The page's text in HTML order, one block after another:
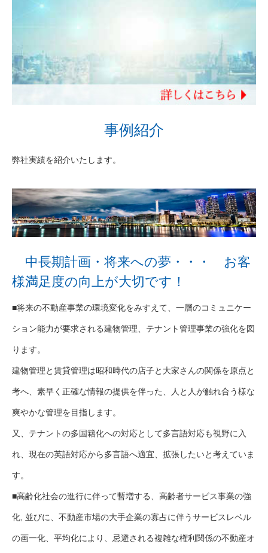
事例紹介
弊社実績を紹介いたします。
中長期計画・将来への夢・・・ お客
様満足度の向上が大切です！
■将来の不動産事業の環境変化をみすえて、一層のコミュニケー
ション能力が要求される建物管理、テナント管理事業の強化を図
ります。
建物管理と賃貸管理は昭和時代の店子と大家さんの関係を原点と
考へ、素早く正確な情報の提供を伴った、人と人が触れ合う様な
爽やかな管理を目指します。
又、テナントの多国籍化への対応として多言語対応も視野に入
れ、現在の英語対応から多言語へ適宜、拡張したいと考えていま
す。
■高齢化社会の進行に伴って暫増する、高齢者サービス事業の強
化, 並びに、不動産市場の大手企業の寡占に伴うサービスレベル
の画一化、平均化により、忌避される複雑な権利関係の不動産オ